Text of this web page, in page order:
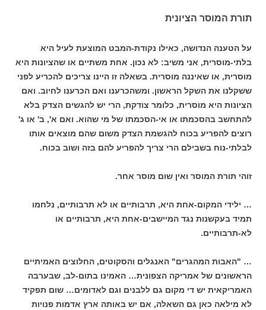
תורת המוסר הציונית
על הטענה הנדושה, כאילו נקודת-המבט המוצעת לעיל היא
בלתי-מוסרית, אני משיב: לא נכון. אחת משתיים או שהציונות היא
מוסרית, או שאיננה מוסרית. בשאלה זו היינו צריכים להכריע לפני
ששקלנו את השקל הראשון. ומשהכרענו ואם הכרענו לחיוב. ואם
הציונות היא מוסרית, כלומר צודקת, הרי יש להגשים הצדק בלא
להתחשב בהסכמתו או אי-הסכמתו של מי שהוא. ואם א', ב' או ג'
רוצים להפריע בכוח להגשמת הצדק משום שהם מוצאים אותו
לבלתי-נוח בשבילם הרי צריך להפריע להם בזה ושוב בכוח.
זוהי תורת המוסר ואין שום מוסר אחר.
… ילידי המקום-אחת היא, תרבותיים או לא תרבותיים, נלחמו
תמיד בעקשנות נגד המיישבים-אחת היא, תרבותיים או
לא-תרבותיים.
… "האבות המהגרים" האנגלים והסקוטים, החלוצים האמיתיים
הראשונים של אמריקה הצפונית… האמינו בתום-לב, שבערבה
האמריקאית יש די מקום גם ללבנים וגם לאדומים… שום תפקיד
לא מילאה כאן גם השאלה, אם יש באותה ארץ אדמות פנויות